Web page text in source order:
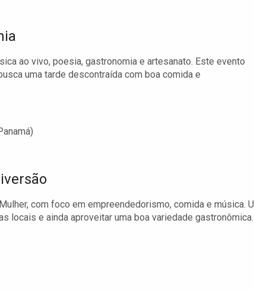
ao vivo, poesia, gastronomia e artesanato. Este evento
uma tarde descontraída com boa comida e
com foco em empreendedorismo, comida e música.
locais e ainda aproveitar uma boa variedade gastronômica.